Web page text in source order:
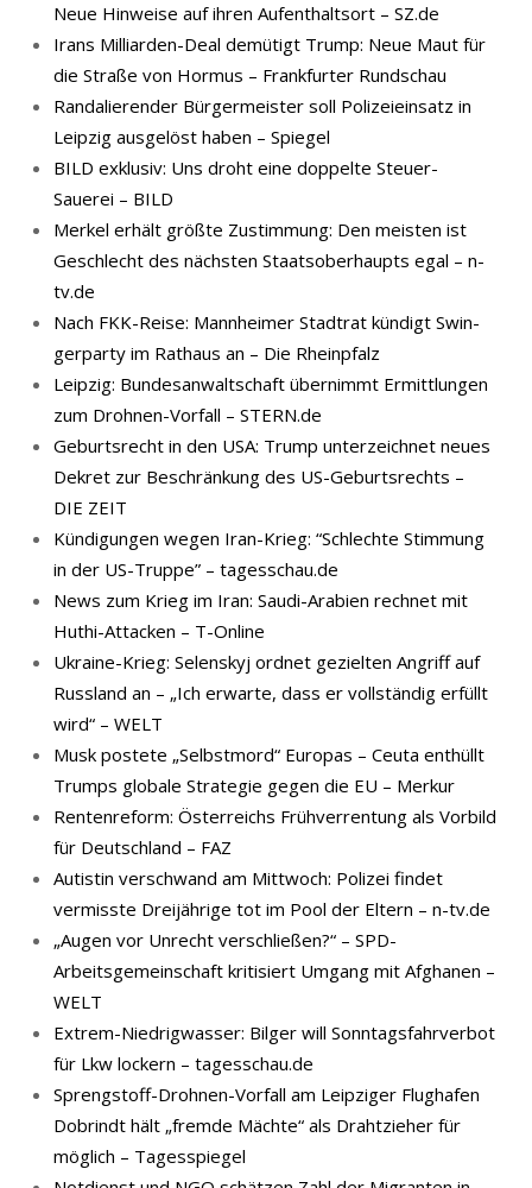
Neue Hinweise auf ihren Aufenthaltsort – SZ.de
Irans Milliarden-Deal demütigt Trump: Neue Maut für
die Straße von Hormus – Frankfurter Rundschau
Randalierender Bürgermeister soll Polizeieinsatz in
Leipzig ausgelöst haben – Spiegel
BILD exklusiv: Uns droht eine doppelte Steuer-
Sauerei – BILD
Merkel erhält größte Zustimmung: Den meisten ist
Geschlecht des nächsten Staatsoberhaupts egal – n-
tv.de
Nach FKK-​Reise: Mann­hei­mer Stadt­rat kün­digt Swin­
ger­par­ty im Rat­haus an – Die Rheinpfalz
Leipzig: Bundesanwaltschaft übernimmt Ermittlungen
zum Drohnen-Vorfall – STERN.de
Geburtsrecht in den USA: Trump unterzeichnet neues
Dekret zur Beschränkung des US-Geburtsrechts –
DIE ZEIT
Kündigungen wegen Iran-Krieg: “Schlechte Stimmung
in der US-Truppe” – tagesschau.de
News zum Krieg im Iran: Saudi-Arabien rechnet mit
Huthi-Attacken – T-Online
Ukraine-Krieg: Selenskyj ordnet gezielten Angriff auf
Russland an – „Ich erwarte, dass er vollständig erfüllt
wird“ – WELT
Musk postete „Selbstmord“ Europas – Ceuta enthüllt
Trumps globale Strategie gegen die EU – Merkur
Rentenreform: Österreichs Frühverrentung als Vorbild
für Deutschland – FAZ
Autistin verschwand am Mittwoch: Polizei findet
vermisste Dreijährige tot im Pool der Eltern – n-tv.de
„Augen vor Unrecht verschließen?“ – SPD-
Arbeitsgemeinschaft kritisiert Umgang mit Afghanen –
WELT
Extrem-Niedrigwasser: Bilger will Sonntagsfahrverbot
für Lkw lockern – tagesschau.de
Sprengstoff-Drohnen-Vorfall am Leipziger Flughafen
Dobrindt hält „fremde Mächte“ als Drahtzieher für
möglich – Tagesspiegel